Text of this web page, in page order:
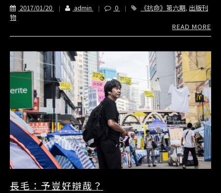
2017/01/20 admin 0 《抗命》第六期, 出版刊
物
READ MORE
長毛：予豈好辯哉？